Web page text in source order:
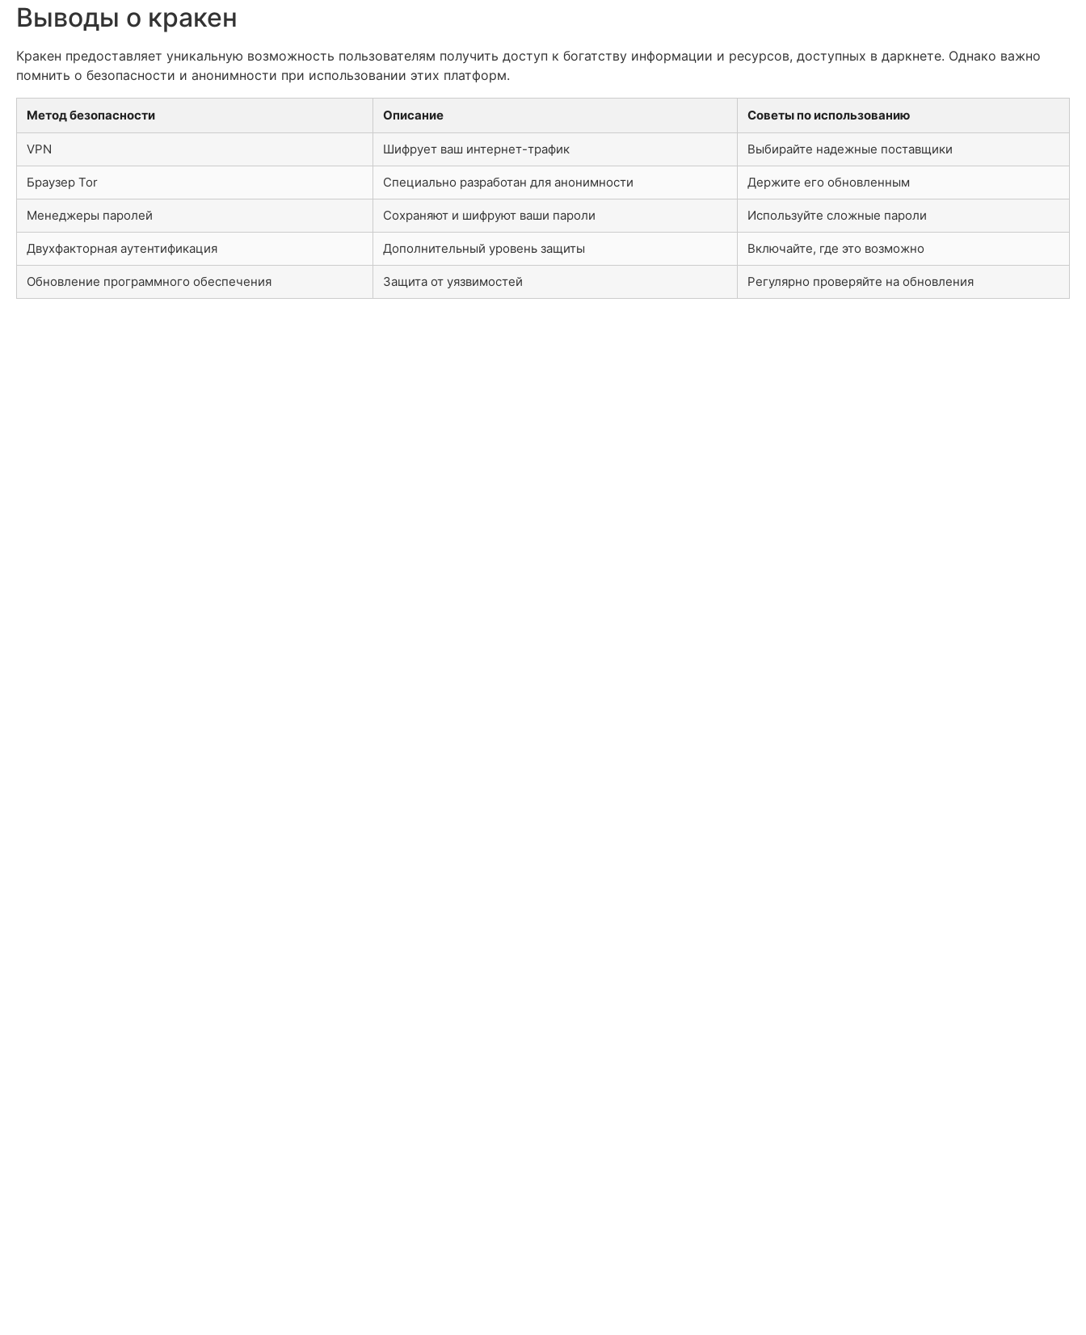
Выводы о кракен
Кракен предоставляет уникальную возможность пользователям получить доступ к богатству информации и ресурсов, доступных в даркнете. Однако важно
помнить о безопасности и анонимности при использовании этих платформ.
Метод безопасности Описание Советы по использованию
VPN Шифрует ваш интернет-трафик Выбирайте надежные поставщики
Браузер Tor Специально разработан для анонимности Держите его обновленным
Менеджеры паролей Сохраняют и шифруют ваши пароли Используйте сложные пароли
Двухфакторная аутентификация Дополнительный уровень защиты Включайте, где это возможно
Обновление программного обеспечения Защита от уязвимостей Регулярно проверяйте на обновления